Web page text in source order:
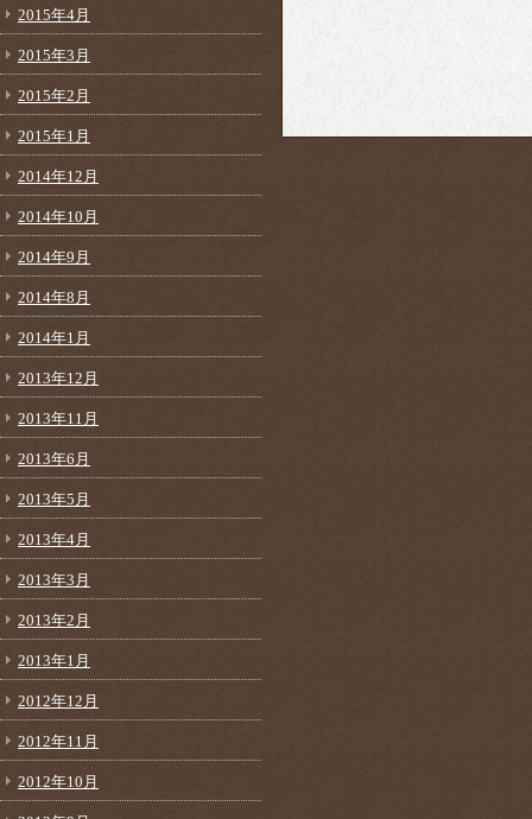
2015年4月
2015年3月
2015年2月
2015年1月
2014年12月
2014年10月
2014年9月
2014年8月
2014年1月
2013年12月
2013年11月
2013年6月
2013年5月
2013年4月
2013年3月
2013年2月
2013年1月
2012年12月
2012年11月
2012年10月